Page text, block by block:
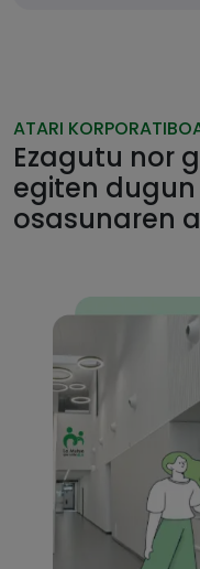
ATARI
Ezagutu nor
egiten
osasunaren